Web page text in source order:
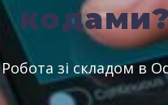
Робота зі складом в